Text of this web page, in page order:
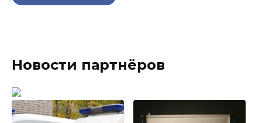
Новости партнёров